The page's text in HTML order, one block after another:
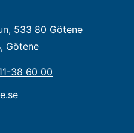
533 80 Götene
Götene
38 60 00